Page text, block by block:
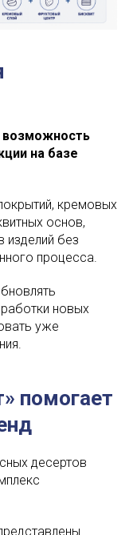
возможность
на базе
кремовых
основ,
изделий без
процесса.
новых
уже
помогает
десертов